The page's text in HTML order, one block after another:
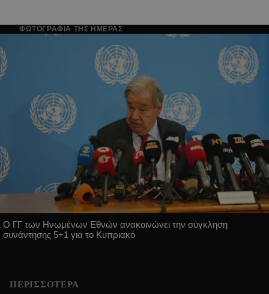
ΦΩΤΟΓΡΑΦΙΑ ΤΗΣ ΗΜΕΡΑΣ
Ο ΓΓ των Ηνωμένων Εθνών ανακοινώνει την σύγκληση
συνάντησης 5+1 για το Κυπριακό
ΠΕΡΙΣΣΟΤΕΡΑ